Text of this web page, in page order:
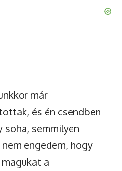
már
és én csendben
semmilyen
engedem, hogy
a